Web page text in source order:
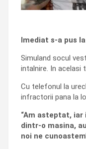
Imediat s-a pus
Simuland socul
intalnire. In acelasi
Cu telefonul la
infractorii pana la
“Am asteptat, iar
dintr-o masina,
noi ne